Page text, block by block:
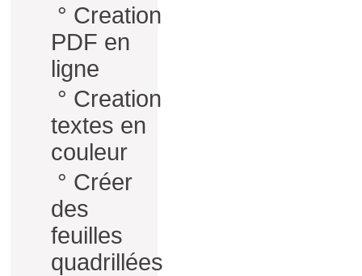
° Creation
PDF en
ligne
° Creation
textes en
couleur
° Créer
des
feuilles
quadrillées